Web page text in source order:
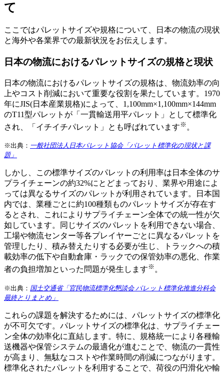
て
ここではパレットサイズや規格について、日本の物流の現状
と海外や各業界での最新状況をお伝えします。
日本の物流におけるパレットサイズの規格と現状
日本の物流におけるパレットサイズの規格は、物流効率の向
上やコスト削減において重要な役割を果たしています。1970
年にJIS(日本産業規格)によって、1,100mm×1,100mm×144mm
のT11型パレットが「一貫輸送用平パレット」として標準化
され、「イチイチパレット」とも呼ばれています ※ 。
※出典： 一般社団法人日本パレット協会「パレット標準化の現状と課
題」
しかし、この標準サイズのパレットの利用率は日本全体のサ
プライチェーンの約32%にとどまっており、業界や用途によ
っては異なるサイズのパレットが利用されています。日本国
内では、業種ごとに約100種類ものパレットサイズが存在す
るとされ、これによりサプライチェーン全体での統一性が欠
如しています。同じサイズのパレットを利用できない場合、
工場や物流センター等各プレイヤーごとに異なるパレットを
管理したり、積み替えたりする必要が生じ、トラックへの積
載効率の低下や自動倉庫・ラックでの保管効率の悪化、作業
者の負担増加といった問題が発生します ※ 。
※出典： 国土交通省「官民物流標準化懇談会 パレット標準化推進分科会
最終とりまとめ」
これらの課題を解決するためには、パレットサイズの標準化
が不可欠です。パレットサイズの標準化は、サプライチェー
ン全体の効率化に直結します。特に、規格統一により各種輸
送機器や保管システムの最適化が進むことで、物流の一貫性
が高まり、無駄なコストや作業時間の削減につながります。
標準化されたパレットを利用することで、荷役の円滑化や輸